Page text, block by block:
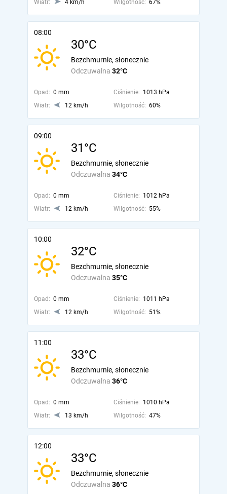
Wiatr: 4 km/h Wilgotność: 67%
08:00
30°C
Odczuwalna 32°C
Bezchmurnie, słonecznie
Opad: 0 mm Ciśnienie: 1013 hPa
Wiatr:
12 km/h Wilgotność: 60%
09:00
31°C
Odczuwalna 34°C
Bezchmurnie, słonecznie
Opad: 0 mm Ciśnienie: 1012 hPa
Wiatr:
12 km/h Wilgotność: 55%
10:00
32°C
Odczuwalna 35°C
Bezchmurnie, słonecznie
Opad: 0 mm Ciśnienie: 1011 hPa
Wiatr:
12 km/h Wilgotność: 51%
11:00
33°C
Odczuwalna 36°C
Bezchmurnie, słonecznie
Opad: 0 mm Ciśnienie: 1010 hPa
Wiatr:
13 km/h Wilgotność: 47%
12:00
33°C
Odczuwalna 36°C
Bezchmurnie, słonecznie